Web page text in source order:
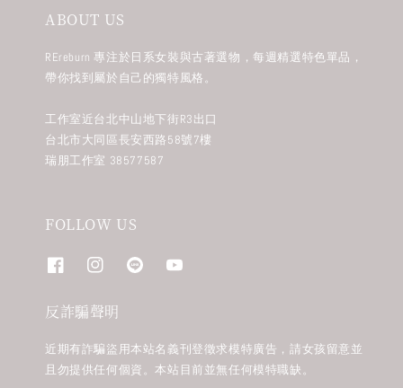
ABOUT US
REreburn 專注於日系女裝與古著選物，每週精選特色單品，
帶你找到屬於自己的獨特風格。
工作室近台北中山地下街R3出口
台北市大同區長安西路58號7樓
瑞朋工作室 38577587
FOLLOW US
反詐騙聲明
近期有詐騙盜用本站名義刊登徵求模特廣告，請女孩留意並
且勿提供任何個資。本站目前並無任何模特職缺。